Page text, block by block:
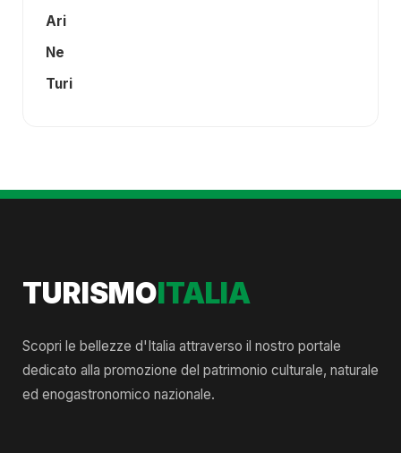
Ari
Ne
Turi
TURISMOITALIA
Scopri le bellezze d'Italia attraverso il nostro portale
dedicato alla promozione del patrimonio culturale, naturale
ed enogastronomico nazionale.